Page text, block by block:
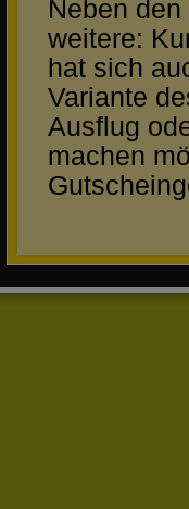
Neben
weitere:
hat sich
Variante
Ausflug
machen